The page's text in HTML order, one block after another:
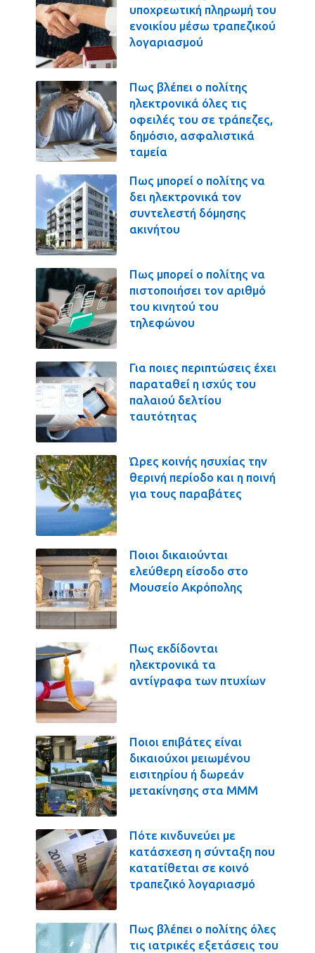
υποχρεωτική πληρωμή του
ενοικίου μέσω τραπεζικού
λογαριασμού
Πως βλέπει ο πολίτης
ηλεκτρονικά όλες τις
οφειλές του σε τράπεζες,
δημόσιο, ασφαλιστικά
ταμεία
Πως μπορεί ο πολίτης να
δει ηλεκτρονικά τον
συντελεστή δόμησης
ακινήτου
Πως μπορεί ο πολίτης να
πιστοποιήσει τον αριθμό
του κινητού του
τηλεφώνου
Για ποιες περιπτώσεις έχει
παραταθεί η ισχύς του
παλαιού δελτίου
ταυτότητας
Ώρες κοινής ησυχίας την
θερινή περίοδο και η ποινή
για τους παραβάτες
Ποιοι δικαιούνται
ελεύθερη είσοδο στο
Μουσείο Ακρόπολης
Πως εκδίδονται
ηλεκτρονικά τα
αντίγραφα των πτυχίων
Ποιοι επιβάτες είναι
δικαιούχοι μειωμένου
εισιτηρίου ή δωρεάν
μετακίνησης στα ΜΜΜ
Πότε κινδυνεύει με
κατάσχεση η σύνταξη που
κατατίθεται σε κοινό
τραπεζικό λογαριασμό
Πως βλέπει ο πολίτης όλες
τις ιατρικές εξετάσεις του